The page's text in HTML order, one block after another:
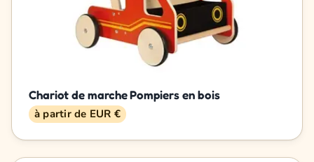
Chariot de marche Pompiers en bois
à partir de EUR €